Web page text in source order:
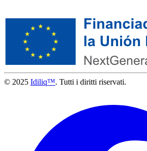
© 2025 Idiliq™. Tutti i diritti riservati.